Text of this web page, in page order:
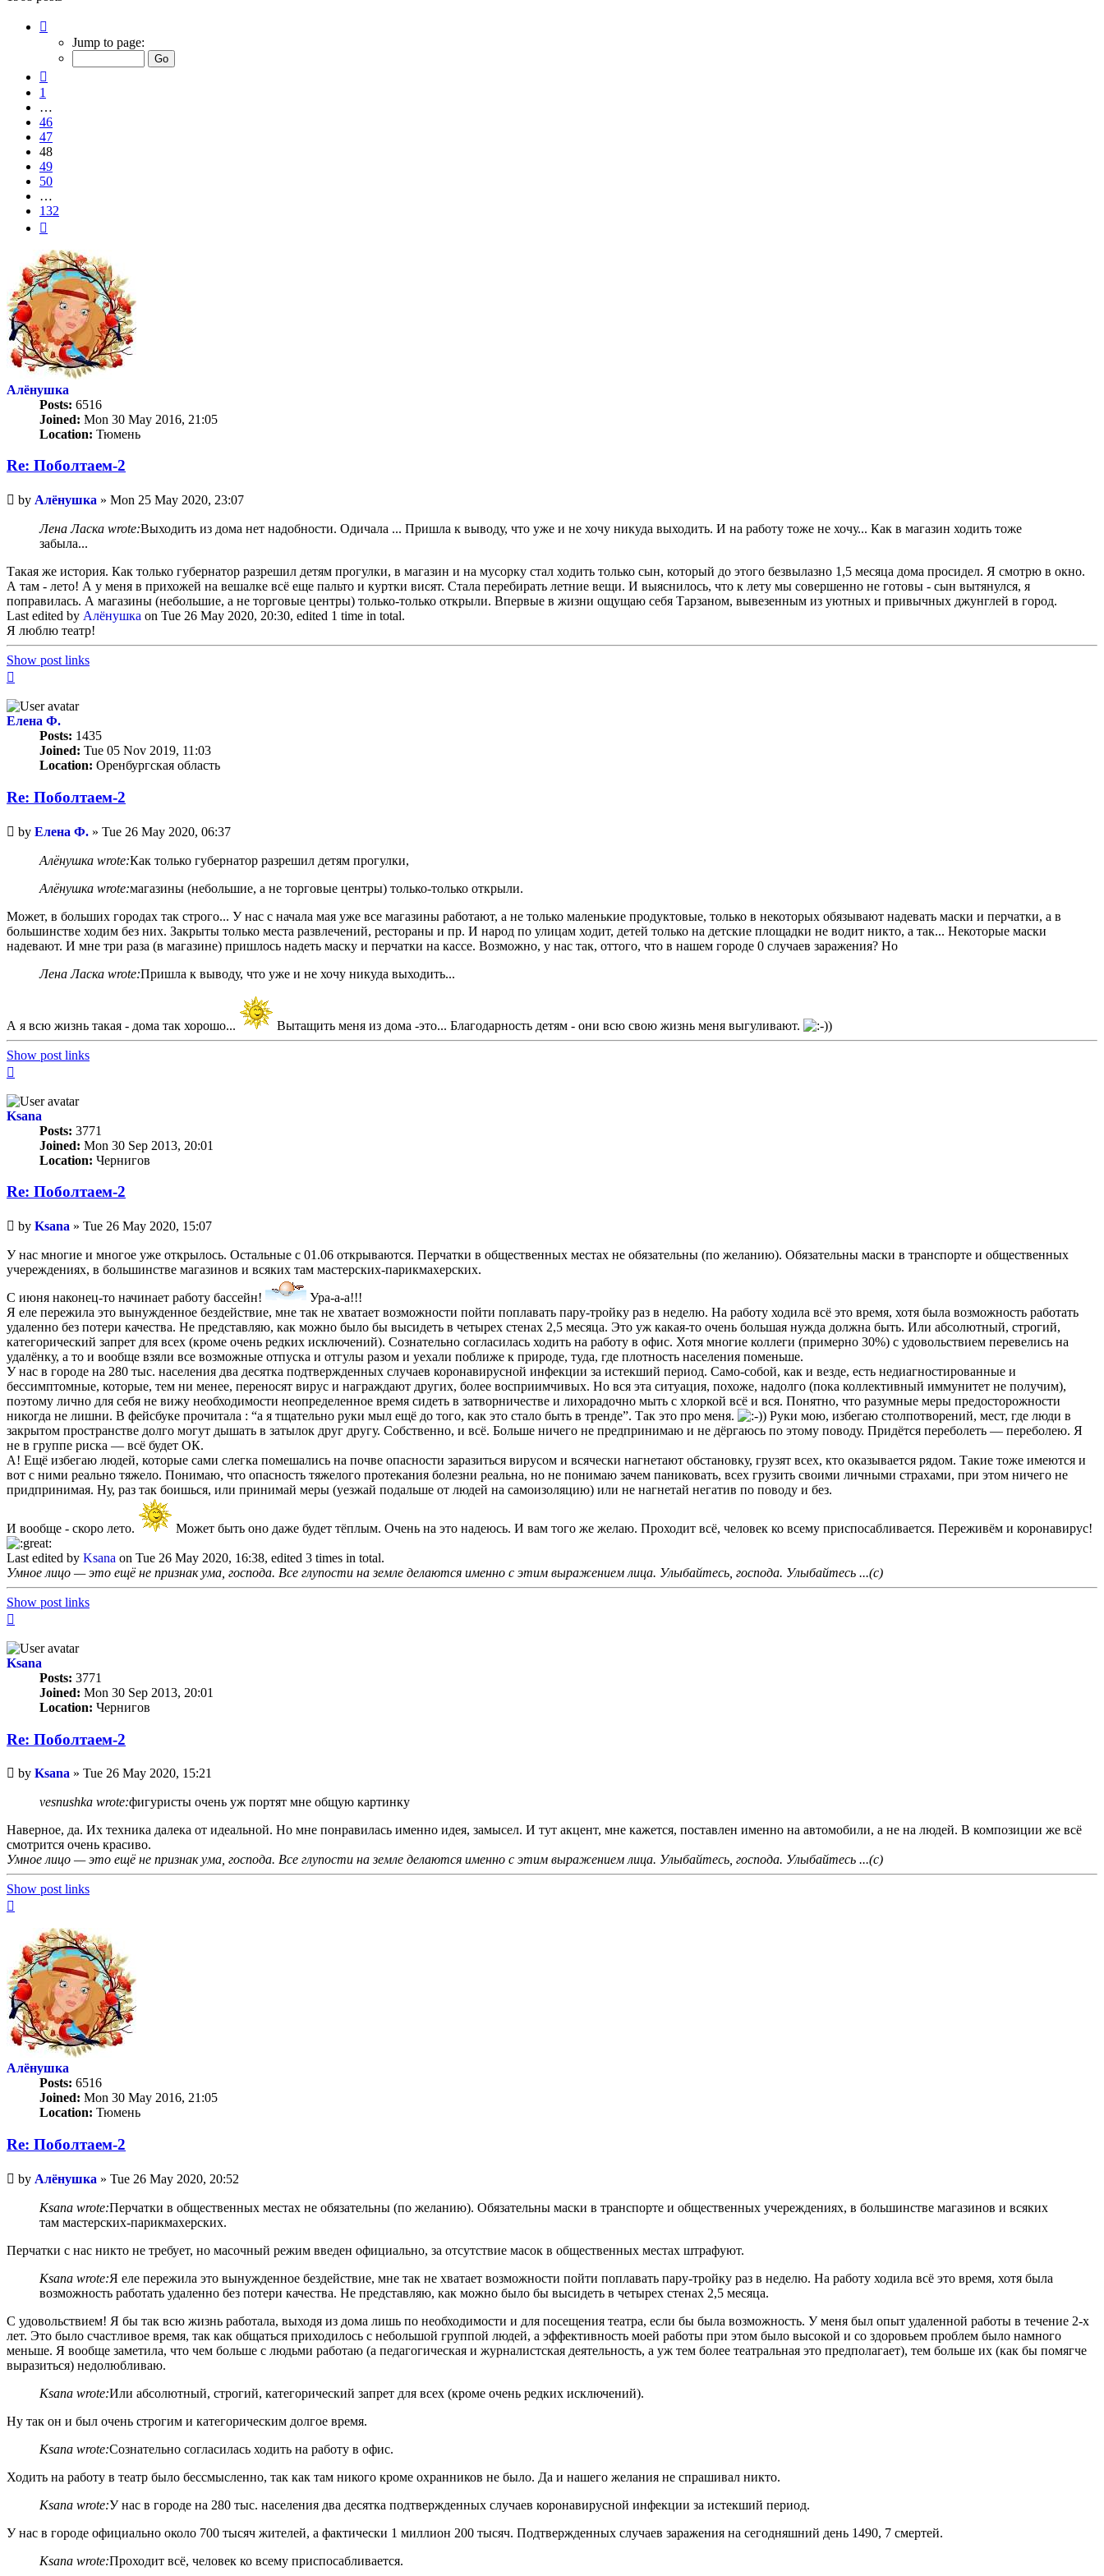
48
Jump to page:
1
…
46
47
48
49
50
…
132
Алёнушка
Posts: 6516
Joined: Mon 30 May 2016, 21:05
Location: Тюмень
Re: Поболтаем-2
Unread
post
by Алёнушка » Mon 25 May 2020, 23:07
Лена Ласка wrote:Выходить из дома нет надобности. Одичала ... Пришла к выводу, что уже и не хочу никуда выходить. И на работу тоже не хочу... Как в магазин ходить тоже
забыла...
Такая же история. Как только губернатор разрешил детям прогулки, в магазин и на мусорку стал ходить только сын, который до этого безвылазно 1,5 месяца дома просидел. Я смотрю в окно.
А там - лето! А у меня в прихожей на вешалке всё еще пальто и куртки висят. Стала перебирать летние вещи. И выяснилось, что к лету мы совершенно не готовы - сын вытянулся, я
поправилась. А магазины (небольшие, а не торговые центры) только-только открыли. Впервые в жизни ощущаю себя Тарзаном, вывезенным из уютных и привычных джунглей в город.
Last edited by Алёнушка on Tue 26 May 2020, 20:30, edited 1 time in total.
Я люблю театр!
Show post links
Елена Ф.
Posts: 1435
Joined: Tue 05 Nov 2019, 11:03
Location: Оренбургская область
Re: Поболтаем-2
Unread
post
by Елена Ф. » Tue 26 May 2020, 06:37
Алёнушка wrote:Как только губернатор разрешил детям прогулки,
Алёнушка wrote:магазины (небольшие, а не торговые центры) только-только открыли.
Может, в больших городах так строго... У нас с начала мая уже все магазины работают, а не только маленькие продуктовые, только в некоторых обязывают надевать маски и перчатки, а в
большинстве ходим без них. Закрыты только места развлечений, рестораны и пр. И народ по улицам ходит, детей только на детские площадки не водит никто, а так... Некоторые маски
надевают. И мне три раза (в магазине) пришлось надеть маску и перчатки на кассе. Возможно, у нас так, оттого, что в нашем городе 0 случаев заражения? Но
Лена Ласка wrote:Пришла к выводу, что уже и не хочу никуда выходить...
А я всю жизнь такая - дома так хорошо... Вытащить меня из дома -это... Благодарность детям - они всю свою жизнь меня выгуливают.
Show post links
Ksana
Posts: 3771
Joined: Mon 30 Sep 2013, 20:01
Location: Чернигов
Re: Поболтаем-2
Unread
post
by Ksana » Tue 26 May 2020, 15:07
У нас многие и многое уже открылось. Остальные с 01.06 открываются. Перчатки в общественных местах не обязательны (по желанию). Обязательны маски в транспорте и общественных
учереждениях, в большинстве магазинов и всяких там мастерских-парикмахерских.
С июня наконец-то начинает работу бассейн!
Ура-а-а!!!
Я еле пережила это вынужденное бездействие, мне так не хватает возможности пойти поплавать пару-тройку раз в неделю. На работу ходила всё это время, хотя была возможность работать
удаленно без потери качества. Не представляю, как можно было бы высидеть в четырех стенах 2,5 месяца. Это уж какая-то очень большая нужда должна быть. Или абсолютный, строгий,
категорический запрет для всех (кроме очень редких исключений). Сознательно согласилась ходить на работу в офис. Хотя многие коллеги (примерно 30%) с удовольствием перевелись на
удалёнку, а то и вообще взяли все возможные отпуска и отгулы разом и уехали поближе к природе, туда, где плотность населения поменьше.
У нас в городе на 280 тыс. населения два десятка подтвержденных случаев коронавирусной инфекции за истекший период. Само-собой, как и везде, есть недиагностированные и
бессимптомные, которые, тем ни менее, переносят вирус и награждают других, более восприимчивых. Но вся эта ситуация, похоже, надолго (пока коллективный иммунитет не получим),
поэтому лично для себя не вижу необходимости неопределенное время сидеть в затворничестве и лихорадочно мыть с хлоркой всё и вся. Понятно, что разумные меры предосторожности
никогда не лишни. В фейсбуке прочитала : “а я тщательно руки мыл ещё до того, как это стало быть в тренде”. Так это про меня.
Руки мою, избегаю столпотворений, мест, где люди в
закрытом пространстве долго могут дышать в затылок друг другу. Собственно, и всё. Больше ничего не предпринимаю и не дёргаюсь по этому поводу. Придётся переболеть — переболею. Я
не в группе риска — всё будет ОК.
А! Ещё избегаю людей, которые сами слегка помешались на почве опасности заразиться вирусом и всячески нагнетают обстановку, грузят всех, кто оказывается рядом. Такие тоже имеются и
вот с ними реально тяжело. Понимаю, что опасность тяжелого протекания болезни реальна, но не понимаю зачем паниковать, всех грузить своими личными страхами, при этом ничего не
придпринимая. Ну, раз так боишься, или принимай меры (уезжай подальше от людей на самоизоляцию) или не нагнетай негатив по поводу и без.
И вообще - скоро лето. Может быть оно даже будет тёплым. Очень на это надеюсь. И вам того же желаю. Проходит всё, человек ко всему приспосабливается. Переживём и коронавирус!
Last edited by Ksana on Tue 26 May 2020, 16:38, edited 3 times in total.
Умное лицо — это ещё не признак ума, господа. Все глупости на земле делаются именно с этим выражением лица. Улыбайтесь, господа. Улыбайтесь ...(с)
Show post links
Ksana
Posts: 3771
Joined: Mon 30 Sep 2013, 20:01
Location: Чернигов
Re: Поболтаем-2
Unread
post
by Ksana » Tue 26 May 2020, 15:21
vesnushka wrote:фигуристы очень уж портят мне общую картинку
Наверное, да. Их техника далека от идеальной. Но мне понравилась именно идея, замысел. И тут акцент, мне кажется, поставлен именно на автомобили, а не на людей. В композиции же всё
смотрится очень красиво.
Умное лицо — это ещё не признак ума, господа. Все глупости на земле делаются именно с этим выражением лица. Улыбайтесь, господа. Улыбайтесь ...(с)
Show post links
Алёнушка
Posts: 6516
Joined: Mon 30 May 2016, 21:05
Location: Тюмень
Re: Поболтаем-2
Unread
post
by Алёнушка » Tue 26 May 2020, 20:52
Ksana wrote:Перчатки в общественных местах не обязательны (по желанию). Обязательны маски в транспорте и общественных учереждениях, в большинстве магазинов и всяких
там мастерских-парикмахерских.
Перчатки с нас никто не требует, но масочный режим введен официально, за отсутствие масок в общественных местах штрафуют.
Ksana wrote:Я еле пережила это вынужденное бездействие, мне так не хватает возможности пойти поплавать пару-тройку раз в неделю. На работу ходила всё это время, хотя была
возможность работать удаленно без потери качества. Не представляю, как можно было бы высидеть в четырех стенах 2,5 месяца.
С удовольствием! Я бы так всю жизнь работала, выходя из дома лишь по необходимости и для посещения театра, если бы была возможность. У меня был опыт удаленной работы в течение 2-х
лет. Это было счастливое время, так как общаться приходилось с небольшой группой людей, а эффективность моей работы при этом было высокой и со здоровьем проблем было намного
меньше. Я вообще заметила, что чем больше с людьми работаю (а педагогическая и журналистская деятельность, а уж тем более театральная это предполагает), тем больше их (как бы помягче
выразиться) недолюбливаю.
Ksana wrote:Или абсолютный, строгий, категорический запрет для всех (кроме очень редких исключений).
Ну так он и был очень строгим и категорическим долгое время.
Ksana wrote:Сознательно согласилась ходить на работу в офис.
Ходить на работу в театр было бессмысленно, так как там никого кроме охранников не было. Да и нашего желания не спрашивал никто.
Ksana wrote:У нас в городе на 280 тыс. населения два десятка подтвержденных случаев коронавирусной инфекции за истекший период.
У нас в городе официально около 700 тысяч жителей, а фактически 1 миллион 200 тысяч. Подтвержденных случаев заражения на сегодняшний день 1490, 7 смертей.
Ksana wrote:Проходит всё, человек ко всему приспосабливается.